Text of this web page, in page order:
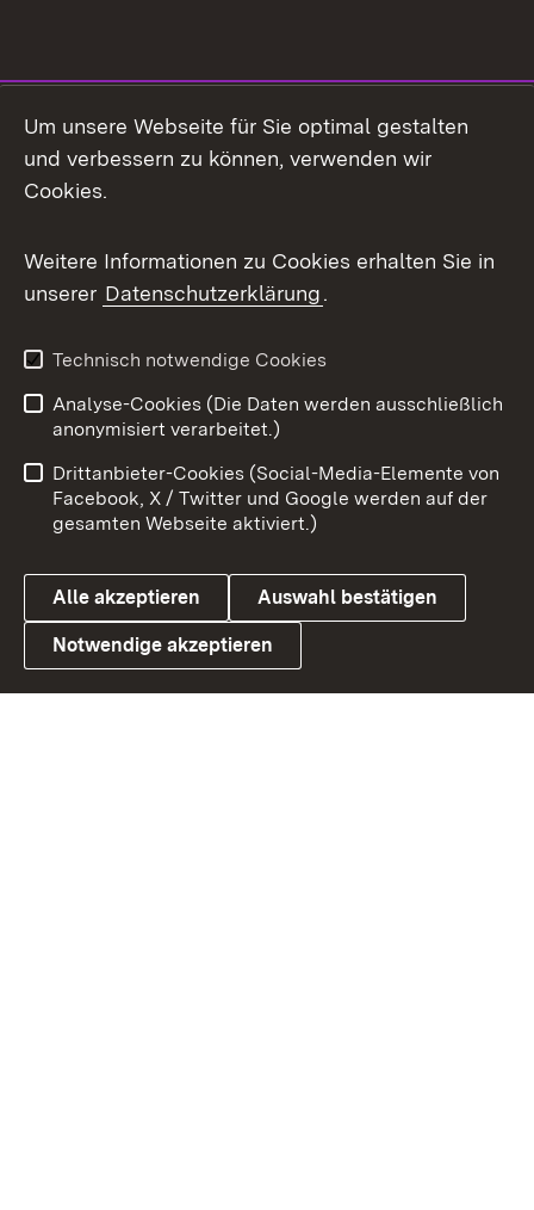
Facebook
X / Twitter
Youtube
Link zum Landesportal
Impressum
Kontakt
Barrierefreiheit
Datenschutz
Cookies
Um unsere Webseite für Sie optimal gestalten
und verbessern zu können, verwenden wir
Cookies.
Weitere Informationen zu Cookies erhalten Sie in
unserer Datenschutzerklärung.
Technisch notwendige Cookies
Analyse-Cookies (Die Daten werden ausschließlich
anonymisiert verarbeitet.)
Drittanbieter-Cookies (Social-Media-Elemente von
Facebook, X / Twitter und Google werden auf der
gesamten Webseite aktiviert.)
Alle akzeptieren Auswahl bestätigen
Notwendige akzeptieren